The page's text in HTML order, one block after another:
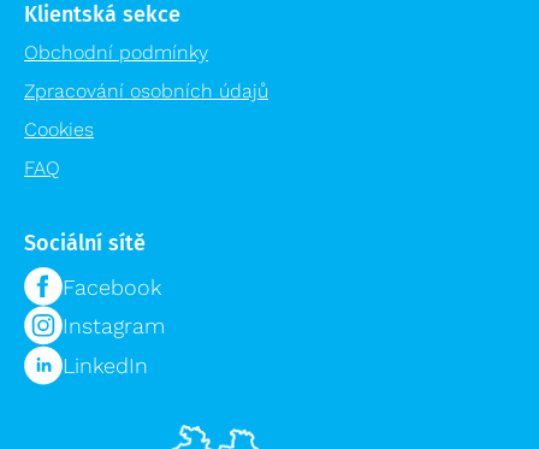
Klientská sekce
Obchodní podmínky
Zpracování osobních údajů
Cookies
FAQ
Sociální sítě
Facebook
Instagram
LinkedIn